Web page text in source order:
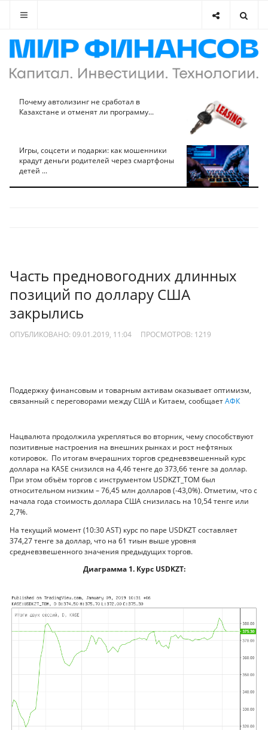
Почему автолизинг не сработал в
Казахстане и отменят ли программу...
Игры, соцсети и подарки: как мошенники
крадут деньги родителей через смартфоны
детей ...
Часть предновогодних длинных
позиций по доллару США
закрылись
ОПУБЛИКОВАНО: 09.01.2019, 11:04 ПРОСМОТРОВ: 1219
Поддержку финансовым и товарным активам оказывает оптимизм,
связанный с переговорами между США и Китаем, сообщаетАФК
Нацвалюта продолжила укрепляться во вторник, чему способствуют
позитивные настроения на внешних рынках и рост нефтяных
котировок. По итогам вчерашних торгов средневзвешенный курс
доллара на KASE снизился на 4,46 тенге до 373,66 тенге за доллар.
При этом объём торгов с инструментом USDKZT_TOM был
относительном низким – 76,45 млн долларов (-43,0%). Отметим, что с
начала года стоимость доллара США снизилась на 10,54 тенге или
2,7%.
На текущий момент (10:30 AST) курс по паре USDKZT составляет
374,27 тенге за доллар, что на 61 тиын выше уровня
средневзвешенного значения предыдущих торгов.
Диаграмма 1. Курс USDKZT: